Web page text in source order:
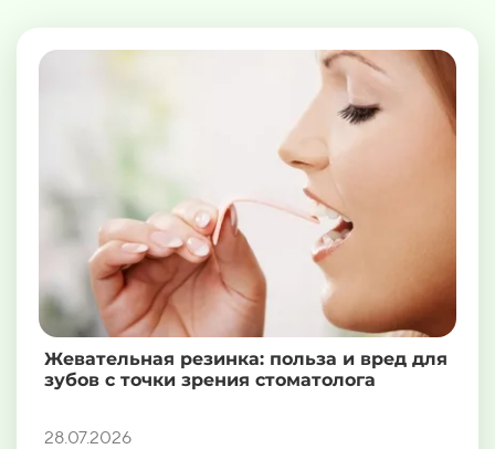
Жевательная резинка: польза и вред для
зубов с точки зрения стоматолога
28.07.2026